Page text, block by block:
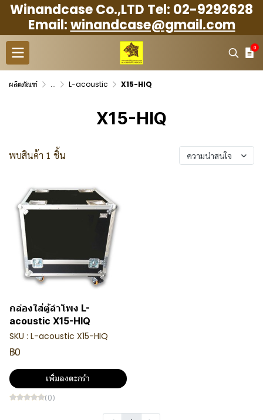
Winandcase Co.,LTD Tel: 02-9292628
Email:winandcase@gmail.com
0
ผลิตภัณฑ์ ... L-acoustic X15-HIQ
X15-HIQ
พบสินค้า 1 ชิ้น ความน่าสนใจ
กล่องใส่ตู้ลำโพง L-
acoustic X15-HIQ
SKU : L-acoustic X15-HIQ
฿0
เพิ่มลงตะกร้า
(0)